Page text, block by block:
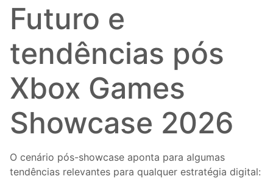
Futuro e
tendências pós
Xbox Games
Showcase 2026
O cenário pós-showcase aponta para algumas
tendências relevantes para qualquer estratégia digital: